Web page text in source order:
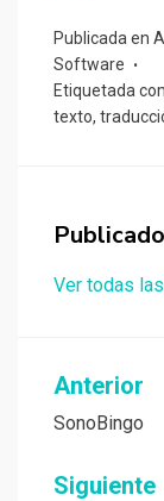
Publicada en
Software
Etiquetada
texto,
Ver todas
de
entradas
Anterior
SonoBingo
Siguiente